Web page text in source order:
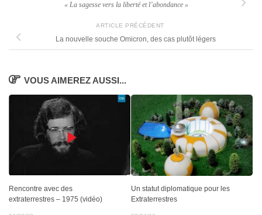
« La sagesse vers la liberté et l’abondance »
ARTICLE PRÉCÉDENT
La nouvelle souche Omicron, des cas plutôt légers
VOUS AIMEREZ AUSSI...
Rencontre avec des
extraterrestres – 1975 (vidéo)
Un statut diplomatique pour les
Extraterrestres